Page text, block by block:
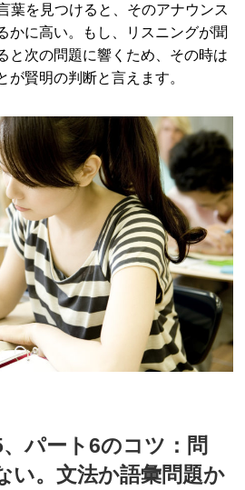
葉を見つけると、そのアナウンス
かに高い。もし、リスニングが聞
と次の問題に響くため、その時は
が賢明の判断と言えます。
パート6のコツ：問
い。文法か語彙問題か